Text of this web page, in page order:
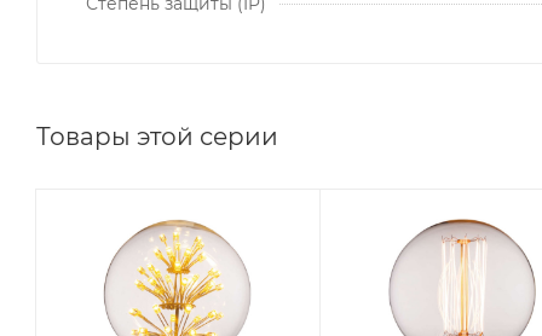
Товары этой серии